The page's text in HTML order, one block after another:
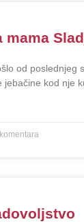
mama
od poslednjeg
jebačine kod nje